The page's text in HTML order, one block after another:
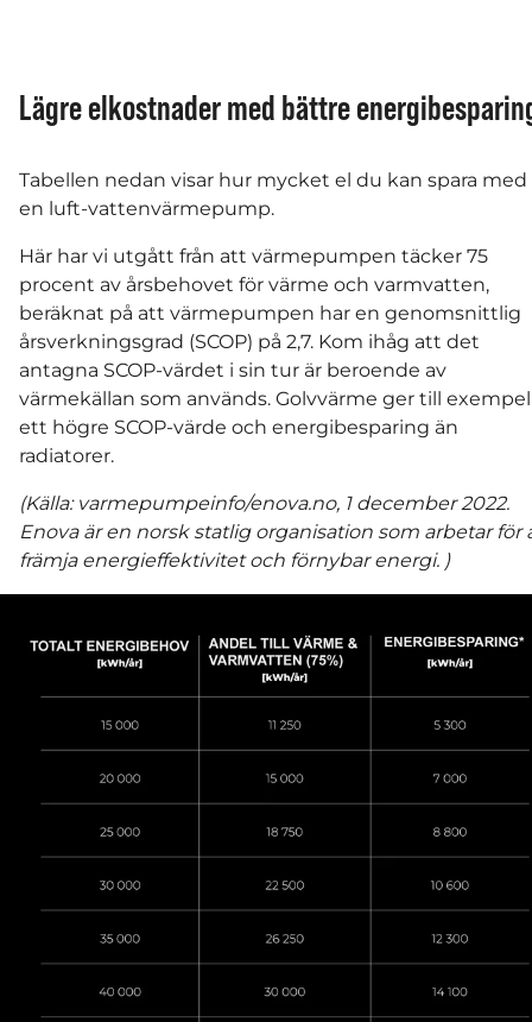
Lägre elkostnader med bättre
Tabellen nedan visar hur mycket el du kan spara med
en luft-vattenvärmepump.
Här har vi utgått från att värmepumpen täcker 75
procent av årsbehovet för värme och varmvatten,
beräknat på att värmepumpen har en genomsnittlig
årsverkningsgrad (SCOP) på 2,7. Kom ihåg att det
antagna SCOP-värdet i sin tur är beroende av
värmekällan som används. Golvvärme ger till exempel
ett högre SCOP-värde och energibesparing än
radiatorer.
(Källa: varmepumpeinfo/enova.no, 1 december 2022.
Enova är en norsk statlig organisation som arbetar för
främja energieffektivitet och förnybar energi. )